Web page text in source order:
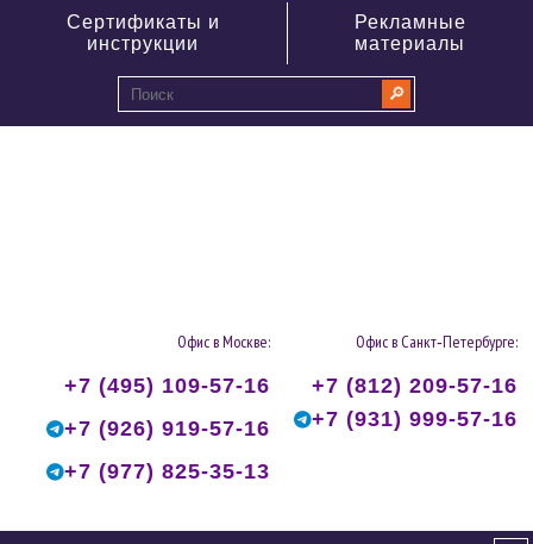
Сертификаты и
инструкции
Рекламные
материалы
🔎
Офис в Москве:
+7 (495) 109-57-16
+7 (926) 919-57-16
+7 (977) 825-35-13
Офис в Санкт‑Петербурге:
+7 (812) 209-57-16
+7 (931) 999-57-16